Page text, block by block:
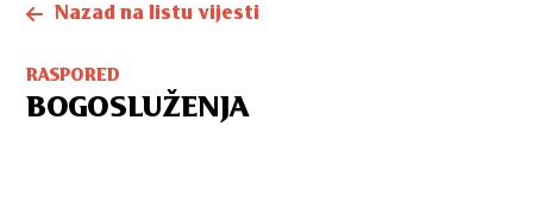
Nazad na listu vijesti
RASPORED
BOGOSLUŽENJA